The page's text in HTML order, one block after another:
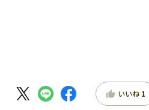
いいね 1